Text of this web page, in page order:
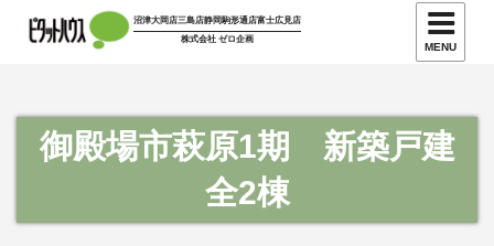
沼津大岡店三島店静岡駒形通店富士広見店
株式会社 ゼロ企画
MENU
御殿場市萩原1期 新築戸建
全2棟